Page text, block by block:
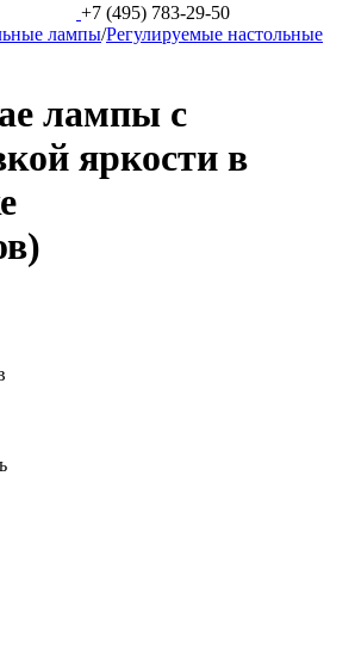
+7 (495) 783-29-50
лампы/Регулируемые настольные
лампы с
яркости в